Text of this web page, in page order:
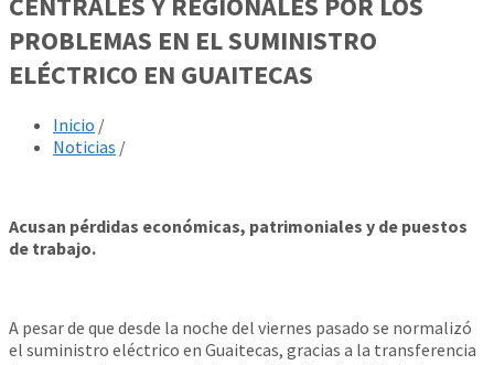
PROBLEMAS EN EL SUMINISTRO
ELÉCTRICO EN GUAITECAS
Inicio /
Noticias /
Acusan pérdidas económicas, patrimoniales y de puestos
de trabajo.
A pesar de que desde la noche del viernes pasado se normalizó
el suministro eléctrico en Guaitecas, gracias a la transferencia